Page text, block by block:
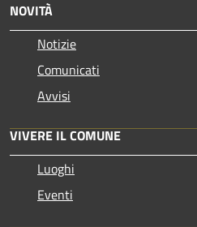
NOVITÀ
Notizie
Comunicati
Avvisi
VIVERE IL COMUNE
Luoghi
Eventi